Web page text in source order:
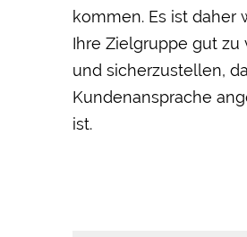
kommen. Es ist daher
Ihre Zielgruppe gut zu
und sicherzustellen,
Kundenansprache
ist.